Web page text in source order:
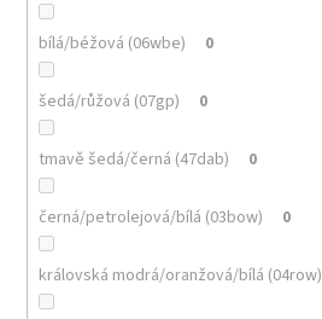
bílá/béžová (06wbe) 0
šedá/růžová (07gp) 0
tmavě šedá/černá (47dab) 0
černá/petrolejová/bílá (03bow) 0
královská modrá/oranžová/bílá (04row)